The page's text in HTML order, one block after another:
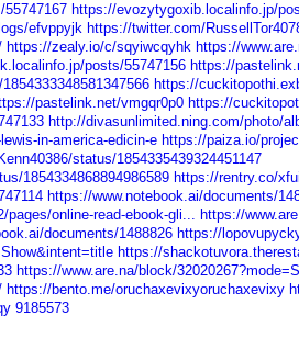
https://evozytygoxib.localinfo.jp/
efvppyjk https://twitter.com/
https://zealy.io/c/sqyiwcqyhk https://
posts/55747156 https://
https://
pastelink.net/vmgqr0p0 https://
http://divasunlimited.ning.com/photo/
in-america-edicin-e https://paiza.io/
status/1854335439324451147
1854334868894986589 https://rentry.co/
https://www.notebook.ai/documents/
online-read-ebook-gli... https://
documents/1488826 https://
https://
https://www.are.na/block/
https://bento.me/oruchaxevixyoruchaxevixy
9185573